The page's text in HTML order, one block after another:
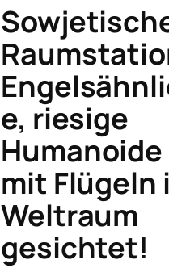
e, riesige
Humanoide
mit Flügeln
Weltraum
gesichtet!